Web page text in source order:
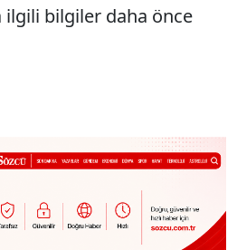
ilgili bilgiler daha önce